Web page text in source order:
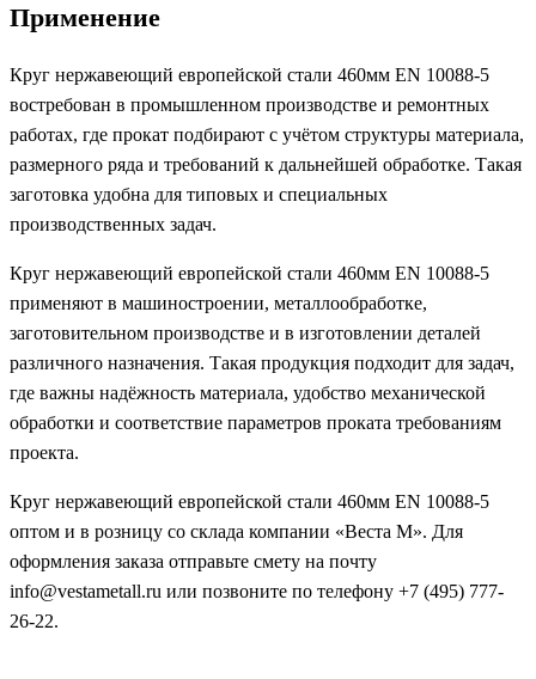
Применение
Круг нержавеющий европейской стали 460мм EN 10088-5
востребован в промышленном производстве и ремонтных
работах, где прокат подбирают с учётом структуры материала,
размерного ряда и требований к дальнейшей обработке. Такая
заготовка удобна для типовых и специальных
производственных задач.
Круг нержавеющий европейской стали 460мм EN 10088-5
применяют в машиностроении, металлообработке,
заготовительном производстве и в изготовлении деталей
различного назначения. Такая продукция подходит для задач,
где важны надёжность материала, удобство механической
обработки и соответствие параметров проката требованиям
проекта.
Круг нержавеющий европейской стали 460мм EN 10088-5
оптом и в розницу со склада компании «Веста М». Для
оформления заказа отправьте смету на почту
info@vestametall.ru или позвоните по телефону +7 (495) 777-
26-22.